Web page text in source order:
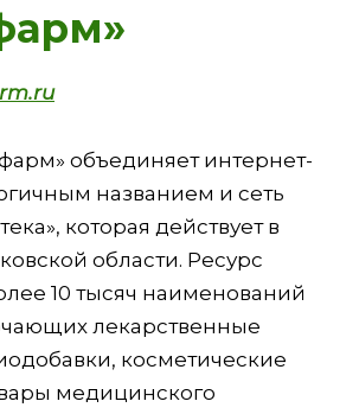
объединяет интернет-
названием и сеть
которая действует в
области. Ресурс
10 тысяч наименований
лекарственные
косметические
медицинского